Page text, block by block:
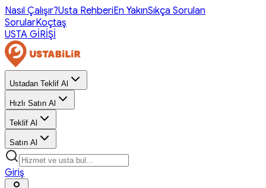
Nasıl Çalışır?Usta RehberiEn YakınSıkça Sorulan
SorularKoçtaş
USTA GİRİŞİ
Ustadan Teklif Al
Hızlı Satın Al
Teklif Al
Satın Al
Giriş